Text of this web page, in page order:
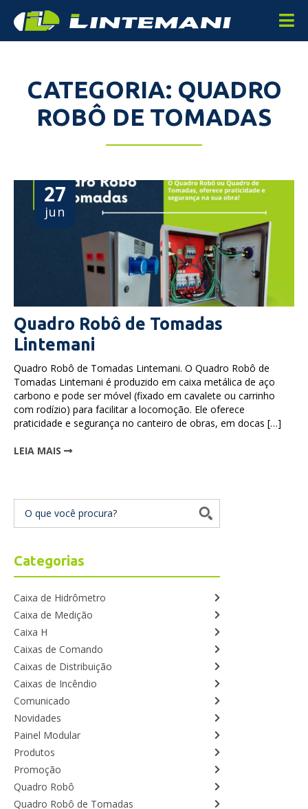
CATEGORIA: QUADRO
ROBÔ DE TOMADAS
27
jun
Quadro Robô de Tomadas
Lintemani
Quadro Robô de Tomadas Lintemani. O Quadro Robô de
Tomadas Lintemani é produzido em caixa metálica de aço
carbono e pode ser móvel (fixado em cavalete ou carrinho
com rodízio) para facilitar a locomoção. Ele oferece
praticidade e segurança no canteiro de obras, em docas […]
LEIA MAIS
Categorias
Caixa de Hidrômetro
Caixa de Medição
Caixa H
Caixas de Comando
Caixas de Distribuição
Caixas de Incêndio
Comunicado
Novidades
Painel Modular
Produtos
Promoção
Quadro Robô
Quadro Robô de Tomadas